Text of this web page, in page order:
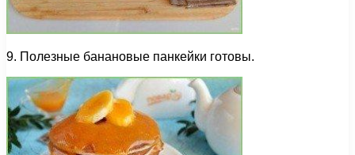
9. Полезные банановые панкейки готовы.